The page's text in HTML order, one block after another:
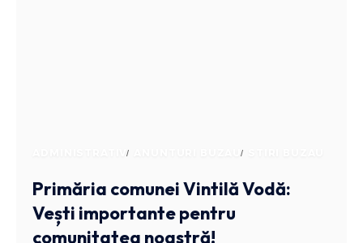
ADMINISTRATIV ANUNTURI BUZAU
Primăria comunei Vintilă Vodă:
Vești importante pentru
comunitatea noastră!